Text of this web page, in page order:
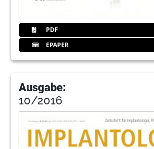
PDF
EPAPER
Ausgabe:
10/2016